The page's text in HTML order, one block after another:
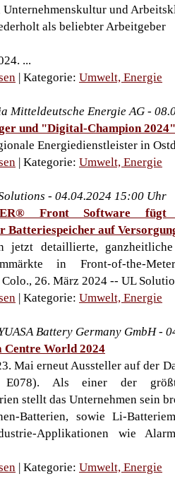
und
als beliebter Arbeitgeber
...
| Kategorie: Umwelt, Energie
Mitteldeutsche Energie AG -
und "Digital-Champion 2024"
Energiedienstleister in
| Kategorie: Umwelt, Energie
- 04.04.2024 15:00 Uhr
Front Software fügt
Batteriespeicher auf
jetzt detaillierte,
in Front-of-the-
26. März 2024 -- UL
| Kategorie: Umwelt, Energie
Battery Germany GmbH -
Centre World 2024
Mai erneut Aussteller auf der
Als einer der
stellt das Unternehmen sein
Batterien, sowie Li-
Applikationen wie
| Kategorie: Umwelt, Energie